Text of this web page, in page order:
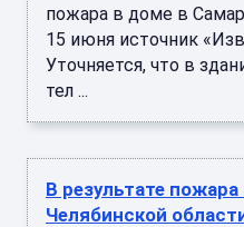
пожара в доме в
15 июня источник
Уточняется, что в
тел ...
В результате пожара
Челябинской